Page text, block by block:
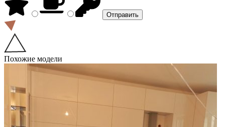
Похожие модели